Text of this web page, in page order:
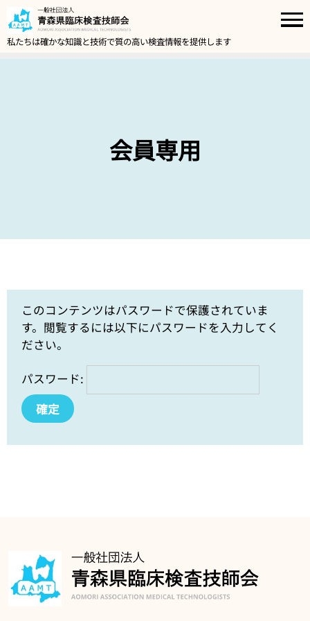
私たちは確かな知識と技術で質の高い検査情報を提供します
会員専用
このコンテンツはパスワードで保護されていま
す。閲覧するには以下にパスワードを入力してく
ださい。
パスワード: